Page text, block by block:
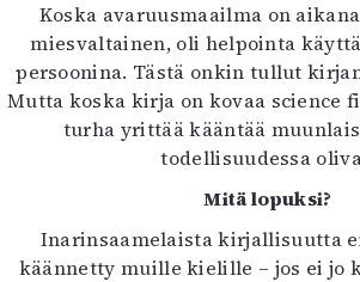
Koska avaruusmaailma on
miesvaltainen, oli helpointa
persoonina. Tästä onkin tullut
Mutta koska kirja on kovaa science
turha yrittää kääntää
todellisuudessa
Mitä lopuksi?
Inarinsaamelaista kirjallisuutta
käännetty muille kielille – jos ei jo